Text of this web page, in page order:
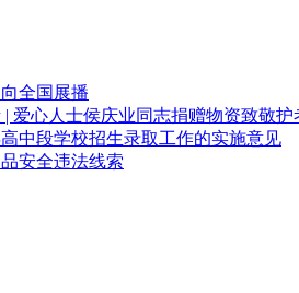
全国展播
| 爱心人士侯庆业同志捐赠物资致敬护
中段学校招生录取工作的实施意见
安全违法线索